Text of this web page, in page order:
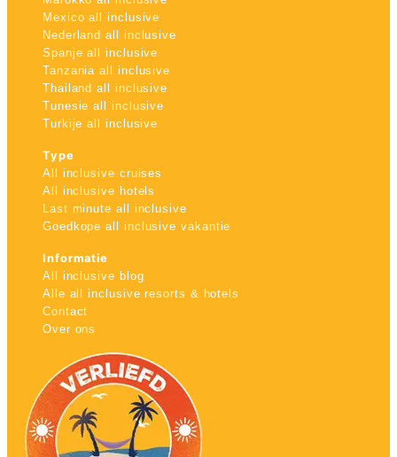
Mexico all inclusive
Nederland all inclusive
Spanje all inclusive
Tanzania all inclusive
Thailand all inclusive
Tunesie all inclusive
Turkije all inclusive
Type
All inclusive cruises
All inclusive hotels
Last minute all inclusive
Goedkope all inclusive vakantie
Informatie
All inclusive blog
Alle all inclusive resorts & hotels
Contact
Over ons